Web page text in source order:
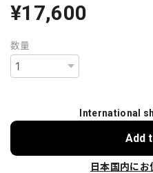
¥17,600
数量
International
Add
日本国内に